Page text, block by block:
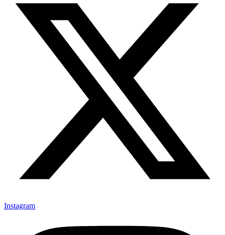
Instagram